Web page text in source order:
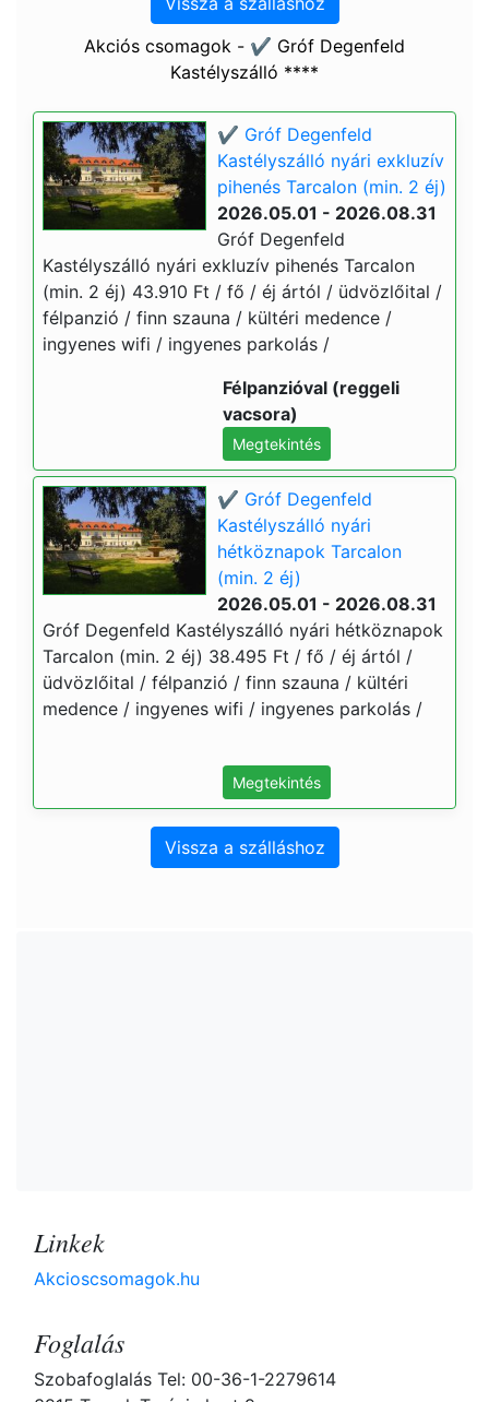
Akciós csomagok - ✔️ Gróf Degenfeld
Kastélyszálló ****
✔️ Gróf Degenfeld
Kastélyszálló nyári exkluzív
pihenés Tarcalon (min. 2 éj)
2026.05.01 - 2026.08.31
Gróf Degenfeld
Kastélyszálló nyári exkluzív pihenés Tarcalon
(min. 2 éj) 43.910 Ft / fő / éj ártól / üdvözlőital /
félpanzió / finn szauna / kültéri medence /
ingyenes wifi / ingyenes parkolás /
Félpanzióval (reggeli
vacsora)
Megtekintés
✔️ Gróf Degenfeld
Kastélyszálló nyári
hétköznapok Tarcalon
(min. 2 éj)
2026.05.01 - 2026.08.31
Gróf Degenfeld Kastélyszálló nyári hétköznapok
Tarcalon (min. 2 éj) 38.495 Ft / fő / éj ártól /
üdvözlőital / félpanzió / finn szauna / kültéri
medence / ingyenes wifi / ingyenes parkolás /
Megtekintés
Vissza a szálláshoz
Linkek
Akcioscsomagok.hu
Foglalás
Szobafoglalás Tel: 00-36-1-2279614